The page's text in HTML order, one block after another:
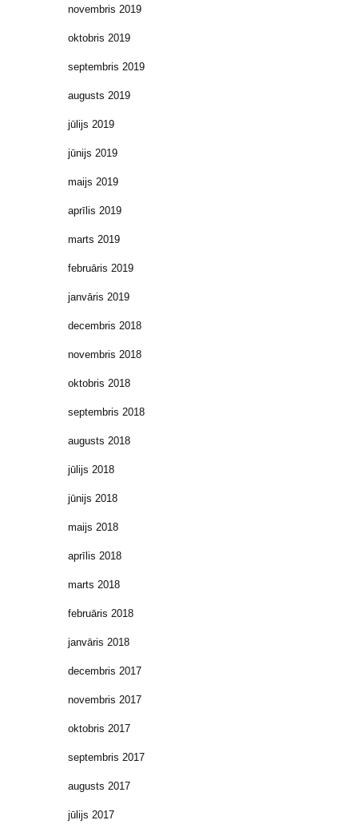
novembris 2019
oktobris 2019
septembris 2019
augusts 2019
jūlijs 2019
jūnijs 2019
maijs 2019
aprīlis 2019
marts 2019
februāris 2019
janvāris 2019
decembris 2018
novembris 2018
oktobris 2018
septembris 2018
augusts 2018
jūlijs 2018
jūnijs 2018
maijs 2018
aprīlis 2018
marts 2018
februāris 2018
janvāris 2018
decembris 2017
novembris 2017
oktobris 2017
septembris 2017
augusts 2017
jūlijs 2017